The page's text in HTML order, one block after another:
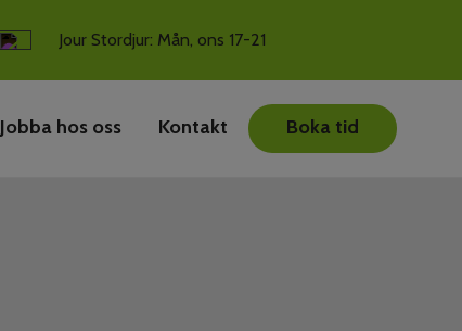
Jour Stordjur: Mån, ons 17-21
Jobba hos oss Kontakt Boka tid